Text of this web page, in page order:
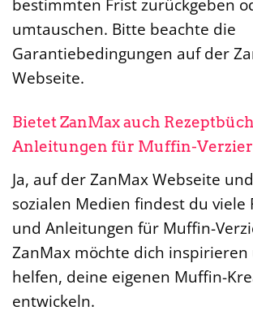
bestimmten Frist zurückgeben
umtauschen. Bitte beachte die
Garantiebedingungen auf der
Webseite.
Bietet ZanMax auch
Anleitungen für Muffin-
Ja, auf der ZanMax Webseite
sozialen Medien findest du viele
und Anleitungen für Muffin-
ZanMax möchte dich
helfen, deine eigenen Muffin-
entwickeln.